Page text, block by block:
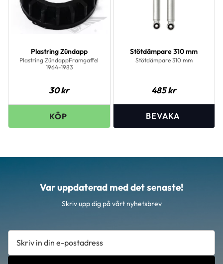
Plastring Zündapp
Plastring ZündappFramgaffel
1964-1983
30kr
Stötdämpare 310 mm
Stötdämpare 310 mm
485kr
Var uppdaterad med det senaste!
Skriv upp dig på vårt nyhetsbrev